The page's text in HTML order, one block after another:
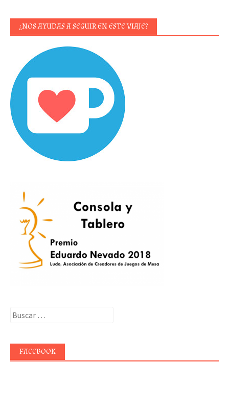
¿NOS AYUDAS A SEGUIR EN ESTE VIAJE?
Buscar:
FACEBOOK